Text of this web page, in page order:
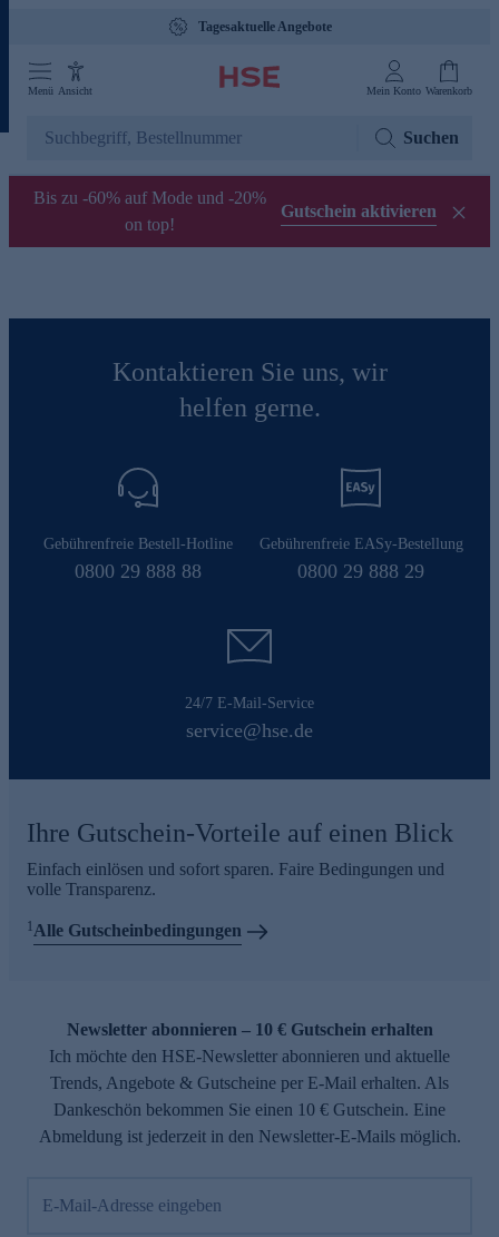
Tagesaktuelle Angebote
Menü Ansicht Mein Konto Warenkorb
Suchen
Bis zu -60% auf Mode und -20%
on top!
Gutschein aktivieren
Kontaktieren Sie uns, wir
helfen gerne.
Gebührenfreie Bestell-Hotline
0800 29 888 88
Gebührenfreie EASy-Bestellung
0800 29 888 29
24/7 E-Mail-Service
service@hse.de
Ihre Gutschein-Vorteile auf einen Blick
Einfach einlösen und sofort sparen. Faire Bedingungen und
volle Transparenz.
1Alle Gutscheinbedingungen
Newsletter abonnieren – 10 € Gutschein erhalten
Ich möchte den HSE-Newsletter abonnieren und aktuelle
Trends, Angebote & Gutscheine per E-Mail erhalten. Als
Dankeschön bekommen Sie einen 10 € Gutschein. Eine
Abmeldung ist jederzeit in den Newsletter-E-Mails möglich.
E-Mail-Adresse eingeben